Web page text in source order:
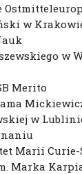
w
w
Merito
w
Marii
Marka